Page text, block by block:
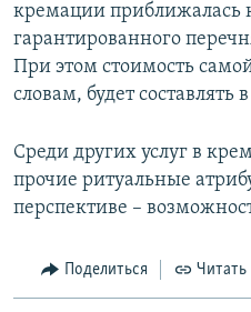
кремации приближалась
гарантированного
При этом стоимость
словам, будет составлять
Среди других услуг в
прочие ритуальные
перспективе –
Поделиться Читать